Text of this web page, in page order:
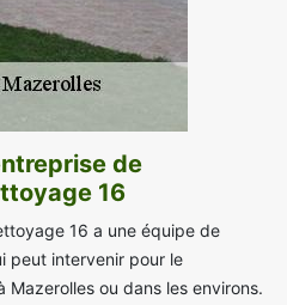
de
16
16 a une équipe de
peut intervenir pour le
ou dans les environs.